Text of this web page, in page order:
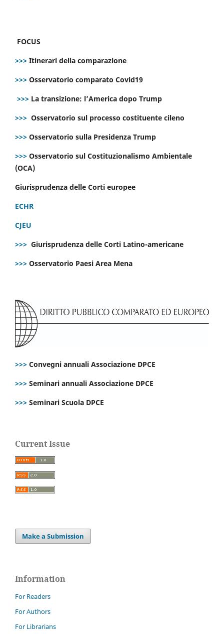
FOCUS
>>> Itinerari della comparazione
>>> Osservatorio comparato Covid19
>>> La transizione: l’America dopo Trump
>>> Osservatorio sul processo costituente cileno
>>> Osservatorio sulla Presidenza Trump
>>> Osservatorio sul Costituzionalismo Ambientale
(OCA)
Giurisprudenza delle Corti europee
ECHR
CJEU
>>> Giurisprudenza delle Corti Latino-americane
>>> Osservatorio Paesi Area Mena
>>> Convegni annuali Associazione DPCE
>>> Seminari annuali Associazione DPCE
>>> Seminari Scuola DPCE
Current Issue
Make a Submission
Information
For Readers
For Authors
For Librarians